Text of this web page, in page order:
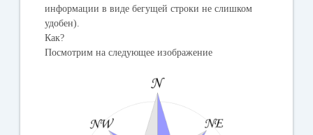
информации в виде бегущей строки не слишком
удобен).
Как?
Посмотрим на следующее изображение